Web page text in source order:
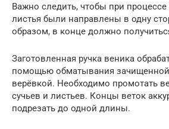
Важно следить, чтобы при процессе
листья были направлены в одну
образом, в конце должно
Заготовленная ручка веника
помощью обматывания зачищенной
верёвкой. Необходимо промотать
сучьев и листьев. Концы веток
подрезать до одной длины.